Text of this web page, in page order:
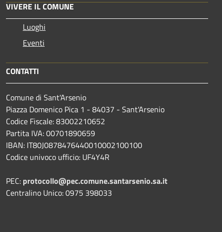
VIVERE IL COMUNE
Luoghi
Eventi
CONTATTI
Comune di Sant'Arsenio
Piazza Domenico Pica 1 - 84037 - Sant'Arsenio
Codice Fiscale: 83002210652
Partita IVA: 00701890659
IBAN: IT80J0878476440010002100100
Codice univoco ufficio: UF4Y4R
PEC: protocollo@pec.comune.santarsenio.sa.it
Centralino Unico: 0975 398033